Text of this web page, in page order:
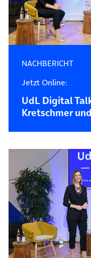
NACHBERICHT
Jetzt Online:
UdL Digital
Kretschmer